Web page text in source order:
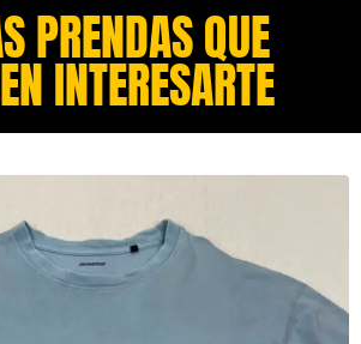
PRENDAS QUE
INTERESARTE​